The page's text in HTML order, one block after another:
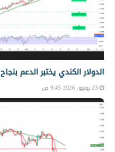
الدولار الكندي يختبر الدعم بنجاح 23-6-2023
23 يونيو, 2026 9:45 ص